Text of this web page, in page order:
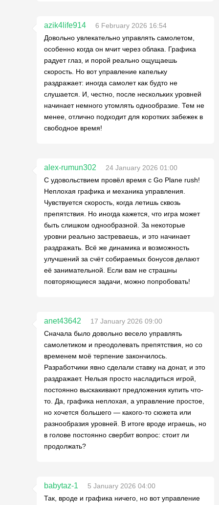
azik4life914
6 February 2026 16:54
Довольно увлекательно управлять самолетом,
особенно когда он мчит через облака. Графика
радует глаз, и порой реально ощущаешь
скорость. Но вот управление капельку
раздражает: иногда самолет как будто не
слушается. И, честно, после нескольких уровней
начинает немного утомлять однообразие. Тем не
менее, отлично подходит для коротких забежек в
свободное время!
alex-rumun302
24 January 2026 01:00
С удовольствием провёл время с Go Plane rush!
Неплохая графика и механика управления.
Чувствуется скорость, когда летишь сквозь
препятствия. Но иногда кажется, что игра может
быть слишком однообразной. За некоторые
уровни реально застреваешь, и это начинает
раздражать. Всё же динамика и возможность
улучшений за счёт собираемых бонусов делают
её занимательной. Если вам не страшны
повторяющиеся задачи, можно попробовать!
anet43642
17 January 2026 09:00
Сначала было довольно весело управлять
самолетиком и преодолевать препятствия, но со
временем моё терпение закончилось.
Разработчики явно сделали ставку на донат, и это
раздражает. Нельзя просто насладиться игрой,
постоянно выскакивают предложения купить что-
то. Да, графика неплохая, а управление простое,
но хочется большего — какого-то сюжета или
разнообразия уровней. В итоге вроде играешь, но
в голове постоянно свербит вопрос: стоит ли
продолжать?
babytaz-1
5 January 2026 04:00
Так, вроде и графика ничего, но вот управление